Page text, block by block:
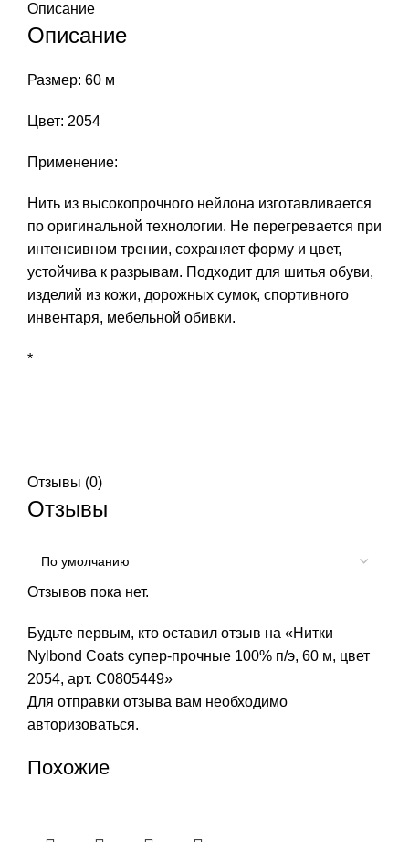
Описание
Описание
Размер: 60 м
Цвет: 2054
Применение:
Нить из высокопрочного нейлона изготавливается
по оригинальной технологии. Не перегревается при
интенсивном трении, сохраняет форму и цвет,
устойчива к разрывам. Подходит для шитья обуви,
изделий из кожи, дорожных сумок, спортивного
инвентаря, мебельной обивки.
*
Отзывы (0)
Отзывы
Отзывов пока нет.
Будьте первым, кто оставил отзыв на «Нитки
Nylbond Coats супер-прочные 100% п/э, 60 м, цвет
2054, арт. С0805449»
Для отправки отзыва вам необходимо
авторизоваться.
Похожие